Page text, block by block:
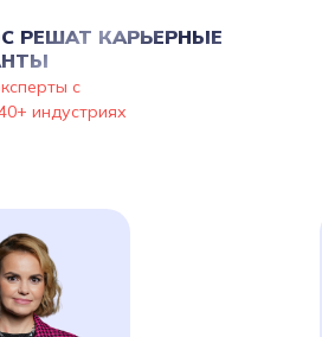
РЕШАТ КАРЬЕРНЫЕ
с
индустриях